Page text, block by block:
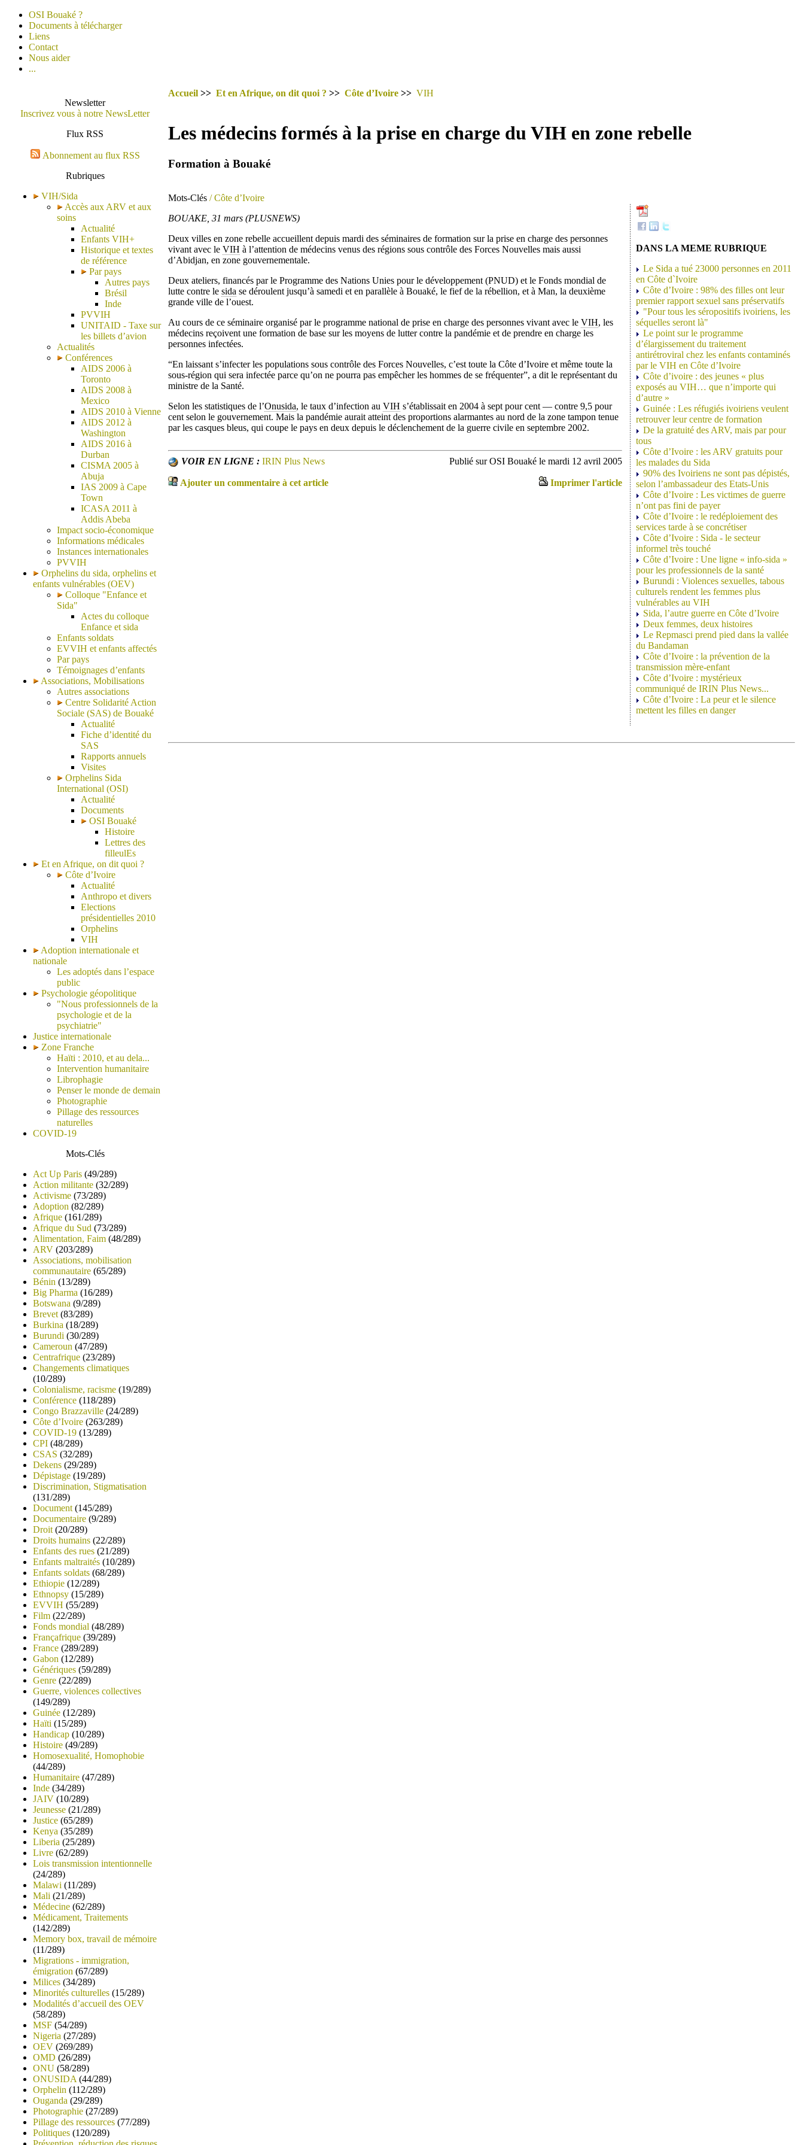
OSI Bouaké ?
Documents à télécharger
Liens
Contact
Nous aider
...
Newsletter
Inscrivez vous à notre NewsLetter
Flux RSS
Abonnement au flux RSS
Rubriques
VIH/Sida
Accès aux ARV et aux
soins
Actualité
Enfants VIH+
Historique et textes
de référence
Par pays
Autres pays
Brésil
Inde
PVVIH
UNITAID - Taxe sur
les billets d’avion
Actualités
Conférences
AIDS 2006 à
Toronto
AIDS 2008 à
Mexico
AIDS 2010 à Vienne
AIDS 2012 à
Washington
AIDS 2016 à
Durban
CISMA 2005 à
Abuja
IAS 2009 à Cape
Town
ICASA 2011 à
Addis Abeba
Impact socio-économique
Informations médicales
Instances internationales
PVVIH
Orphelins du sida, orphelins et
enfants vulnérables (OEV)
Colloque "Enfance et
Sida"
Actes du colloque
Enfance et sida
Enfants soldats
EVVIH et enfants affectés
Par pays
Témoignages d’enfants
Associations, Mobilisations
Autres associations
Centre Solidarité Action
Sociale (SAS) de Bouaké
Actualité
Fiche d’identité du
SAS
Rapports annuels
Visites
Orphelins Sida
International (OSI)
Actualité
Documents
OSI Bouaké
Histoire
Lettres des
filleulEs
Et en Afrique, on dit quoi ?
Côte d’Ivoire
Actualité
Anthropo et divers
Elections
présidentielles 2010
Orphelins
VIH
Adoption internationale et
nationale
Les adoptés dans l’espace
public
Psychologie géopolitique
"Nous professionnels de la
psychologie et de la
psychiatrie"
Justice internationale
Zone Franche
Haïti : 2010, et au dela...
Intervention humanitaire
Librophagie
Penser le monde de demain
Photographie
Pillage des ressources
naturelles
COVID-19
Mots-Clés
Act Up Paris (49/289)
Action militante (32/289)
Activisme (73/289)
Adoption (82/289)
Afrique (161/289)
Afrique du Sud (73/289)
Alimentation, Faim (48/289)
ARV (203/289)
Associations, mobilisation
communautaire (65/289)
Bénin (13/289)
Big Pharma (16/289)
Botswana (9/289)
Brevet (83/289)
Burkina (18/289)
Burundi (30/289)
Cameroun (47/289)
Centrafrique (23/289)
Changements climatiques
(10/289)
Colonialisme, racisme (19/289)
Conférence (118/289)
Congo Brazzaville (24/289)
Côte d’Ivoire (263/289)
COVID-19 (13/289)
CPI (48/289)
CSAS (32/289)
Dekens (29/289)
Dépistage (19/289)
Discrimination, Stigmatisation
(131/289)
Document (145/289)
Documentaire (9/289)
Droit (20/289)
Droits humains (22/289)
Enfants des rues (21/289)
Enfants maltraités (10/289)
Enfants soldats (68/289)
Ethiopie (12/289)
Ethnopsy (15/289)
EVVIH (55/289)
Film (22/289)
Fonds mondial (48/289)
Françafrique (39/289)
France (289/289)
Gabon (12/289)
Génériques (59/289)
Genre (22/289)
Guerre, violences collectives
(149/289)
Guinée (12/289)
Haïti (15/289)
Handicap (10/289)
Histoire (49/289)
Homosexualité, Homophobie
(44/289)
Humanitaire (47/289)
Inde (34/289)
JAIV (10/289)
Jeunesse (21/289)
Justice (65/289)
Kenya (35/289)
Liberia (25/289)
Livre (62/289)
Lois transmission intentionnelle
(24/289)
Malawi (11/289)
Mali (21/289)
Médecine (62/289)
Médicament, Traitements
(142/289)
Memory box, travail de mémoire
(11/289)
Migrations - immigration,
émigration (67/289)
Milices (34/289)
Minorités culturelles (15/289)
Modalités d’accueil des OEV
(58/289)
MSF (54/289)
Nigeria (27/289)
OEV (269/289)
OMD (26/289)
ONU (58/289)
ONUSIDA (44/289)
Orphelin (112/289)
Ouganda (29/289)
Photographie (27/289)
Pillage des ressources (77/289)
Politiques (120/289)
Accueil >> Et en Afrique, on dit quoi ? >> Côte d’Ivoire >> VIH
Les médecins formés à la prise en charge du VIH en zone rebelle
Formation à Bouaké
Mots-Clés / Côte d’Ivoire
BOUAKE, 31 mars (PLUSNEWS)
Deux villes en zone rebelle accueillent depuis mardi des séminaires de formation sur la prise en charge des personnes
vivant avec le VIH à l’attention de médecins venus des régions sous contrôle des Forces Nouvelles mais aussi
d’Abidjan, en zone gouvernementale.
Deux ateliers, financés par le Programme des Nations Unies pour le développement (PNUD) et le Fonds mondial de
lutte contre le sida se déroulent jusqu’à samedi et en parallèle à Bouaké, le fief de la rébellion, et à Man, la deuxième
grande ville de l’ouest.
Au cours de ce séminaire organisé par le programme national de prise en charge des personnes vivant avec le VIH, les
médecins reçoivent une formation de base sur les moyens de lutter contre la pandémie et de prendre en charge les
personnes infectées.
“En laissant s’infecter les populations sous contrôle des Forces Nouvelles, c’est toute la Côte d’Ivoire et même toute la
sous-région qui sera infectée parce qu’on ne pourra pas empêcher les hommes de se fréquenter”, a dit le représentant du
ministre de la Santé.
Selon les statistiques de l’Onusida, le taux d’infection au VIH s’établissait en 2004 à sept pour cent — contre 9,5 pour
cent selon le gouvernement. Mais la pandémie aurait atteint des proportions alarmantes au nord de la zone tampon tenue
par les casques bleus, qui coupe le pays en deux depuis le déclenchement de la guerre civile en septembre 2002.
VOIR EN LIGNE : IRIN Plus News Publié sur OSI Bouaké le mardi 12 avril 2005
Ajouter un commentaire à cet article Imprimer l'article
DANS LA MEME RUBRIQUE
Le Sida a tué 23000 personnes en 2011
en Côte d`Ivoire
Côte d’Ivoire : 98% des filles ont leur
premier rapport sexuel sans préservatifs
"Pour tous les séropositifs ivoiriens, les
séquelles seront là"
Le point sur le programme
d’élargissement du traitement
antirétroviral chez les enfants contaminés
par le VIH en Côte d’Ivoire
Côte d’ivoire : des jeunes « plus
exposés au VIH… que n’importe qui
d’autre »
Guinée : Les réfugiés ivoiriens veulent
retrouver leur centre de formation
De la gratuité des ARV, mais par pour
tous
Côte d’Ivoire : les ARV gratuits pour
les malades du Sida
90% des Ivoiriens ne sont pas dépistés,
selon l’ambassadeur des Etats-Unis
Côte d’Ivoire : Les victimes de guerre
n’ont pas fini de payer
Côte d’Ivoire : le redéploiement des
services tarde à se concrétiser
Côte d’Ivoire : Sida - le secteur
informel très touché
Côte d’Ivoire : Une ligne « info-sida »
pour les professionnels de la santé
Burundi : Violences sexuelles, tabous
culturels rendent les femmes plus
vulnérables au VIH
Sida, l’autre guerre en Côte d’Ivoire
Deux femmes, deux histoires
Le Repmasci prend pied dans la vallée
du Bandaman
Côte d’Ivoire : la prévention de la
transmission mère-enfant
Côte d’Ivoire : mystérieux
communiqué de IRIN Plus News...
Côte d’Ivoire : La peur et le silence
mettent les filles en danger